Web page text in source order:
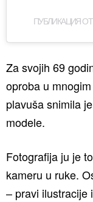
ПУБЛИКАЦИЯ ОТ
Za svojih 69
oproba u
plavuša snimila
modele.
Fotografija ju je
kameru u ruke.
– pravi ilustracije